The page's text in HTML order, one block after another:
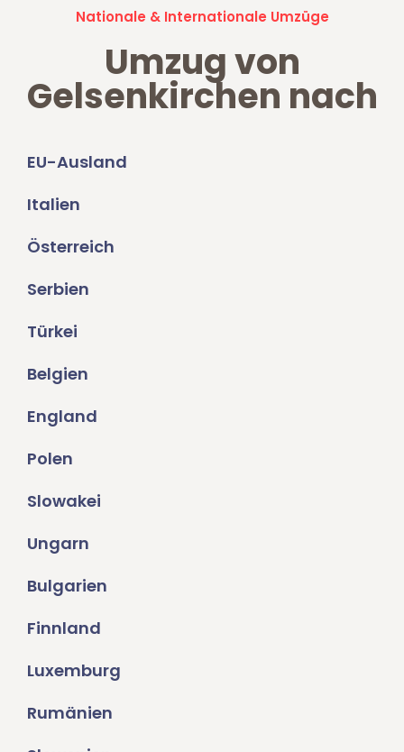
Nationale & Internationale Umzüge
Umzug von
Gelsenkirchen nach
EU-Ausland
Italien
Österreich
Serbien
Türkei
Belgien
England
Polen
Slowakei
Ungarn
Bulgarien
Finnland
Luxemburg
Rumänien